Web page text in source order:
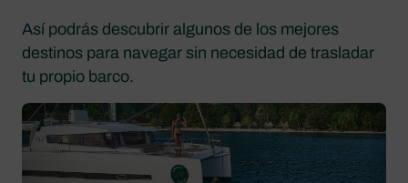
Así podrás descubrir algunos de los mejores
destinos para navegar sin necesidad de trasladar
tu propio barco.